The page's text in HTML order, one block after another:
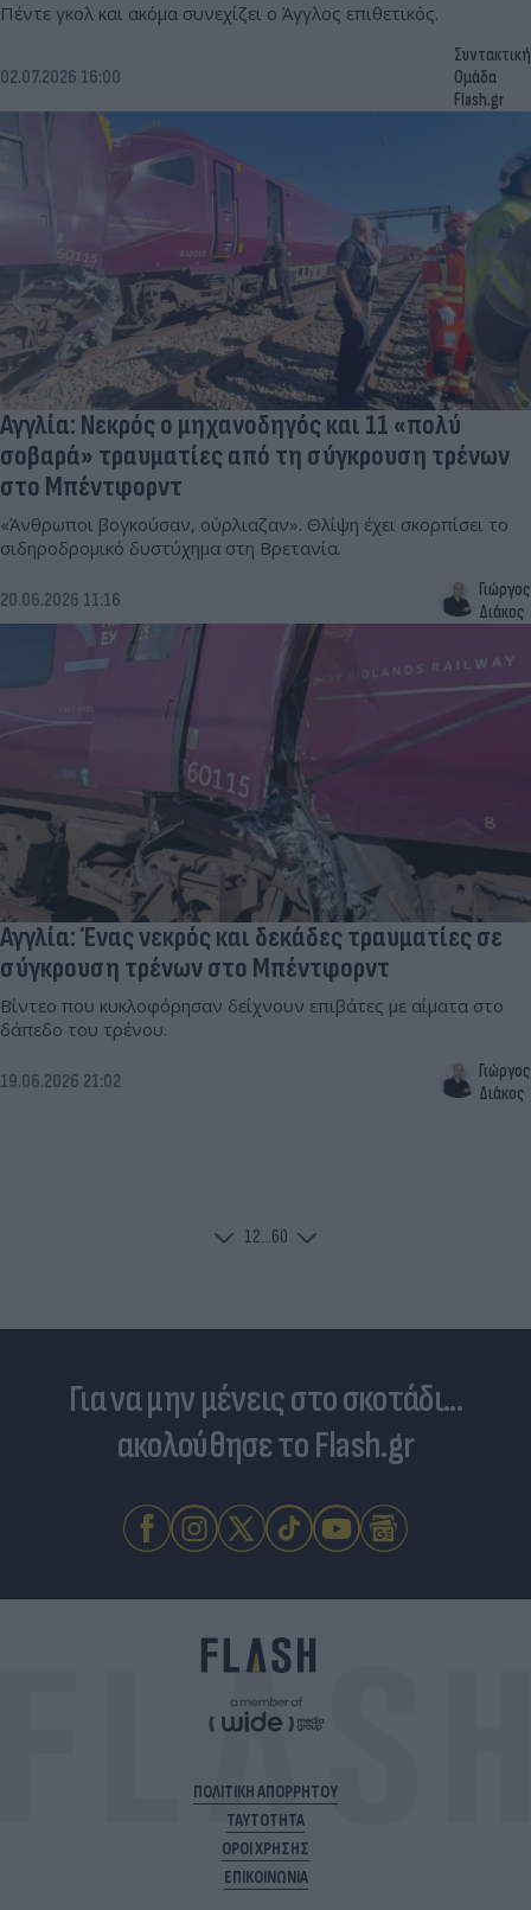
Πέντε γκολ και ακόμα συνεχίζει ο Άγγλος επιθετικός.
02.07.2026 16:00
Συντακτική
Ομάδα
Flash.gr
Αγγλία: Νεκρός ο μηχανοδηγός και 11 «πολύ
σοβαρά» τραυματίες από τη σύγκρουση τρένων
στο Μπέντφορντ
«Άνθρωποι βογκούσαν, ούρλιαζαν». Θλίψη έχει σκορπίσει το
σιδηροδρομικό δυστύχημα στη Βρετανία.
20.06.2026 11:16
Γιώργος
Διάκος
Αγγλία: Ένας νεκρός και δεκάδες τραυματίες σε
σύγκρουση τρένων στο Μπέντφορντ
Βίντεο που κυκλοφόρησαν δείχνουν επιβάτες με αίματα στο
δάπεδο του τρένου.
19.06.2026 21:02
Γιώργος
Διάκος
12...60
Για να μην μένεις στο σκοτάδι...
ακολούθησε το Flash.gr
ΠΟΛΙΤΙΚΗ ΑΠΟΡΡΗΤΟΥ
ΤΑΥΤΟΤΗΤΑ
ΟΡΟΙ ΧΡΗΣΗΣ
ΕΠΙΚΟΙΝΩΝΙΑ